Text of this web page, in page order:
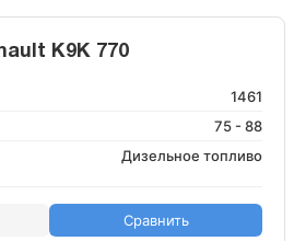
K9K 770
1461
75 - 88
Дизельное топливо
Сравнить